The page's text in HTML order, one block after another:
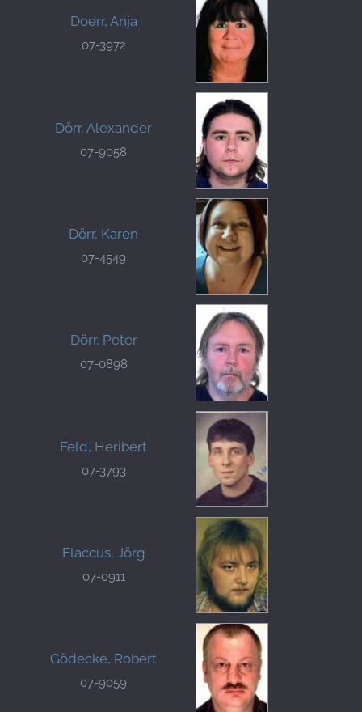
Doerr, Anja
07-3972
Dörr, Alexander
07-9058
Dörr, Karen
07-4549
Dörr, Peter
07-0898
Feld, Heribert
07-3793
Flaccus, Jörg
07-0911
Gödecke, Robert
07-9059